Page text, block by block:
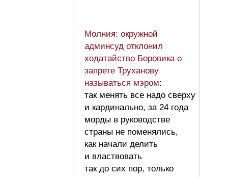
Молния: окружной
админсуд отклонил
ходатайство Боровика о
запрете Труханову
называться мэром:
так менять все надо сверху
и кардинально, за 24 года
морды в руководстве
страны не поменялись,
как начали делить
и властвовать
так до сих пор, только